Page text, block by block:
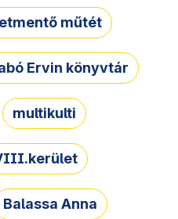
műtét
Ervin könyvtár
multikulti
Balassa Anna